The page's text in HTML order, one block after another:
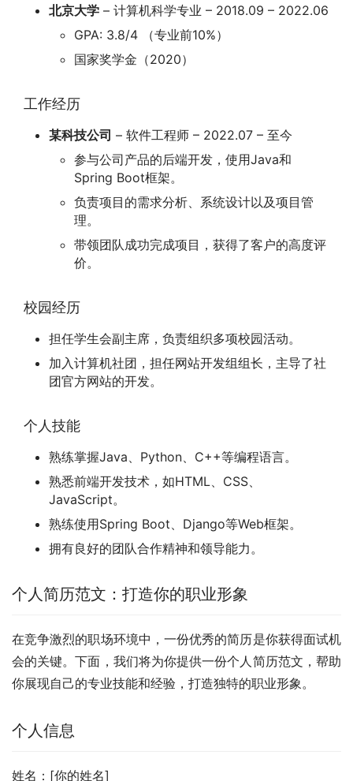
北京大学 – 计算机科学专业 – 2018.09 – 2022.06
GPA: 3.8/4 （专业前10%）
国家奖学金（2020）
工作经历
某科技公司 – 软件工程师 – 2022.07 – 至今
参与公司产品的后端开发，使用Java和
Spring Boot框架。
负责项目的需求分析、系统设计以及项目管
理。
带领团队成功完成项目，获得了客户的高度评
价。
校园经历
担任学生会副主席，负责组织多项校园活动。
加入计算机社团，担任网站开发组组长，主导了社
团官方网站的开发。
个人技能
熟练掌握Java、Python、C++等编程语言。
熟悉前端开发技术，如HTML、CSS、
JavaScript。
熟练使用Spring Boot、Django等Web框架。
拥有良好的团队合作精神和领导能力。
个人简历范文：打造你的职业形象
在竞争激烈的职场环境中，一份优秀的简历是你获得面试机
会的关键。下面，我们将为你提供一份个人简历范文，帮助
你展现自己的专业技能和经验，打造独特的职业形象。
个人信息
姓名：[你的姓名]